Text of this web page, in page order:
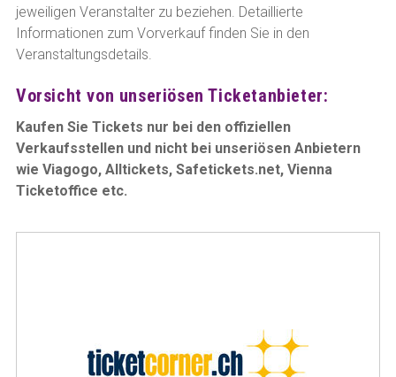
jeweiligen Veranstalter zu beziehen. Detaillierte
Informationen zum Vorverkauf finden Sie in den
Veranstaltungsdetails.
Vorsicht von unseriösen Ticketanbieter:
Kaufen Sie Tickets nur bei den offiziellen
Verkaufsstellen und nicht bei unseriösen Anbietern
wie Viagogo, Alltickets, Safetickets.net, Vienna
Ticketoffice etc.